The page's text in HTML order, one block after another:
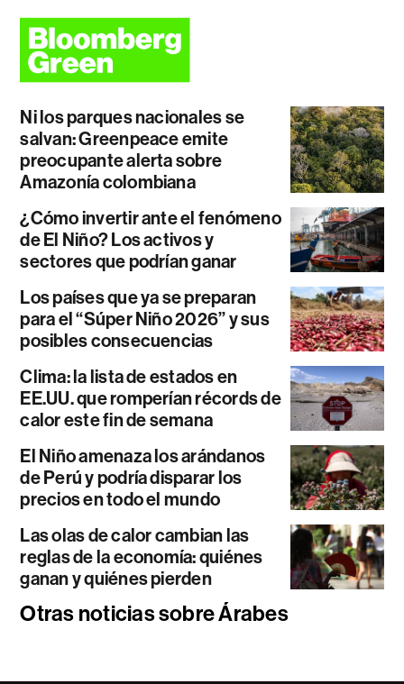
Ni los parques nacionales se
salvan: Greenpeace emite
preocupante alerta sobre
Amazonía colombiana
¿Cómo invertir ante el fenómeno
de El Niño? Los activos y
sectores que podrían ganar
Los países que ya se preparan
para el “Súper Niño 2026” y sus
posibles consecuencias
Clima: la lista de estados en
EE.UU. que romperían récords de
calor este fin de semana
El Niño amenaza los arándanos
de Perú y podría disparar los
precios en todo el mundo
Las olas de calor cambian las
reglas de la economía: quiénes
ganan y quiénes pierden
Otras noticias sobre Árabes